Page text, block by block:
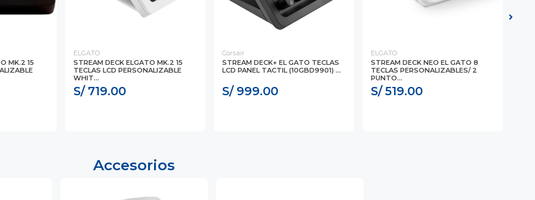
MK.2 15
ELGATO
STREAM DECK ELGATO MK.2 15
TECLAS LCD PERSONALIZABLE
WHIT...
S/ 719.00
Corsair
STREAM DECK+ EL GATO TECLAS
LCD PANEL TACTIL (10GBD9901) ...
S/ 999.00
ELGATO
STREAM DECK NEO EL GATO 8
TECLAS PERSONALIZABLES/ 2
PUNTO...
S/ 519.00
Accesorios